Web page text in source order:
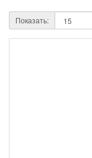
Показать: